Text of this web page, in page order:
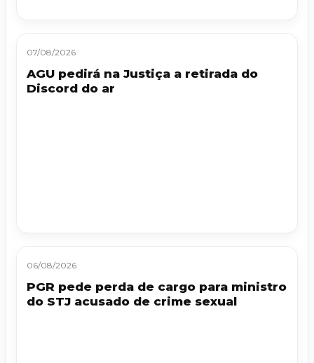
07/08/2026
AGU pedirá na Justiça a retirada do
Discord do ar
06/08/2026
PGR pede perda de cargo para ministro
do STJ acusado de crime sexual